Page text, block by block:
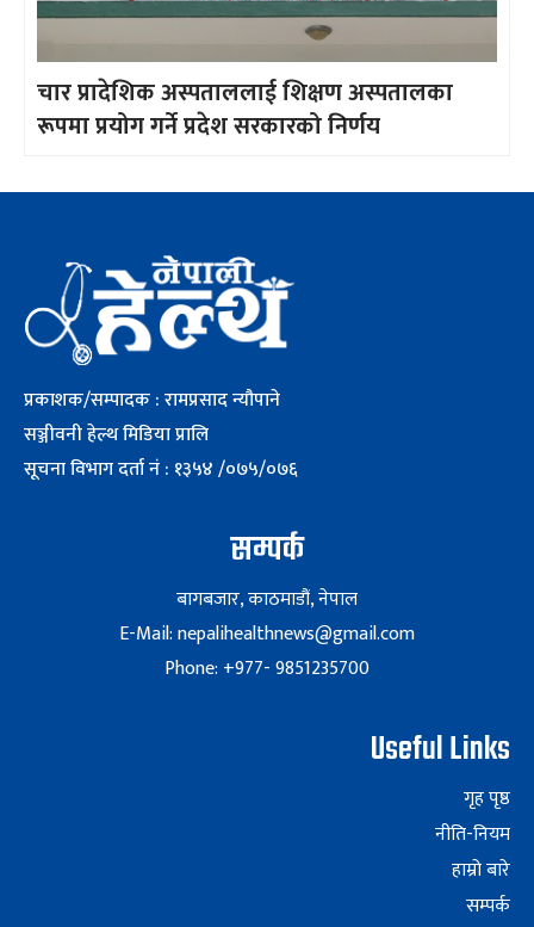
चार प्रादेशिक अस्पताललाई शिक्षण अस्पतालका
रूपमा प्रयोग गर्ने प्रदेश सरकारको निर्णय
प्रकाशक/सम्पादक : रामप्रसाद न्यौपाने
सञ्जीवनी हेल्थ मिडिया प्रालि
सूचना विभाग दर्ता नं : १३५४ /०७५/०७६
सम्पर्क
बागबजार, काठमाडौं, नेपाल
E-Mail: nepalihealthnews@gmail.com
Phone: +977- 9851235700
Useful Links
गृह पृष्ठ
नीति-नियम
हाम्रो बारे
सम्पर्क